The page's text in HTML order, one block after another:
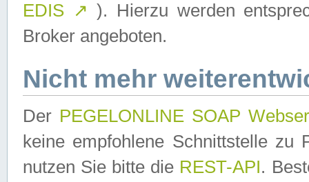
EDIS ↗ ). Hierzu werden
Broker angeboten.
Nicht mehr
Der PEGELONLINE SOAP
keine empfohlene Schnittstelle zu
nutzen Sie bitte die REST-API.